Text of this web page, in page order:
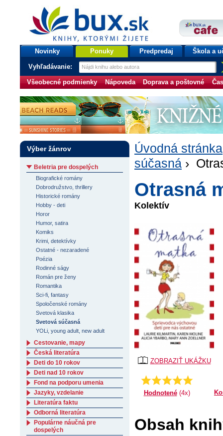
bux.sk
knihy, ktorými žijete
Úvodná stránka
Novinky Ponuky Predpredaj Škola a
Vyhľadávanie:
Všeobecné podmienky Nápoveda Doprava a poštovné
Úvodná stránka
súčasná ›
Otrasná
Kolektív
ZOBRAZIŤ UKÁŽKU
Priemer:
5.0
Hodnotené(4x)
Obsah
Výber žánrov
Beletria pre dospelých
Biografické romány
Dobrodružstvo, thrillery
Historické romány
Hobby - deti
Horor
Humor, satira
Komiks
Krimi, detektívky
Ostatné - nezaradené
Poézia
Rodinné ságy
Román pre ženy
Romantika
Sci-fi, fantasy
Spoločenské romány
Svetová klasika
Svetová súčasná
YOLi, young adult, new adult
Cestovanie, mapy
Česká literatúra
Deti do 10 rokov
Deti nad 10 rokov
Fond na podporu umenia
Jazyky, vzdelanie
Literatúra faktu
Odborná literatúra
Populárne náučná pre
dospelých